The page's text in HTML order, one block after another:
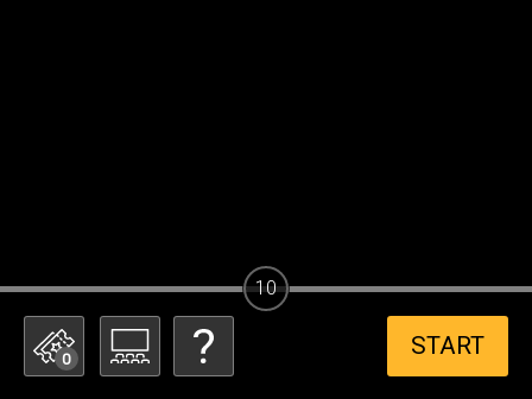
0 START
10